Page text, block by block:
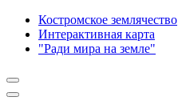
Костромское землячество
Интерактивная карта
"Ради мира на земле"